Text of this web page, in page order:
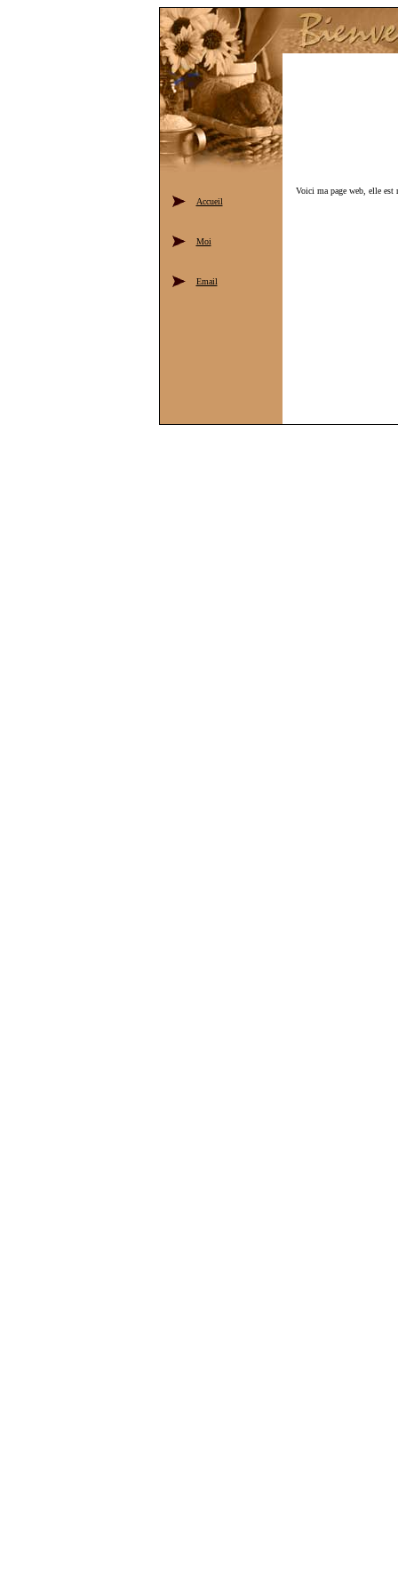
Accueil
Moi
Email
Voici ma page web, elle est